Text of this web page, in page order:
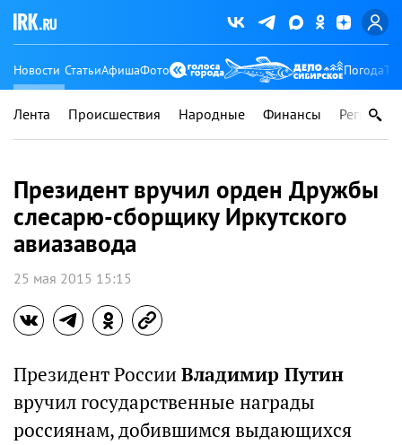
Новости СтатьиАфишаФото Погода
Лента Происшествия Народные Финансы Регионы
Президент вручил орден Дружбы
слесарю-сборщику Иркутского
авиазавода
25 мая 2015 15:15
Президент России Владимир Путин
вручил государственные награды
россиянам, добившимся выдающихся